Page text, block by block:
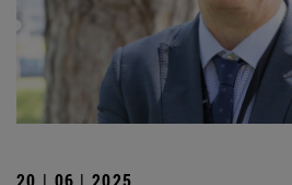
20 | 06 | 2025